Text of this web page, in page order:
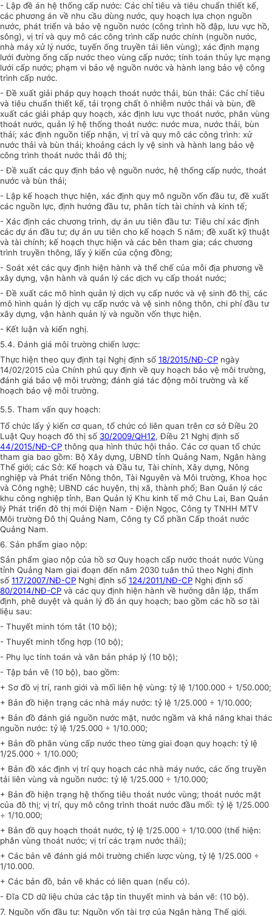
- Lập đề án hệ thống cấp nước: Các chỉ tiêu và tiêu chuẩn thiết kế,
các phương án về nhu cầu dùng nước, quy hoạch lựa chọn nguồn
nước, phát triển và bảo vệ nguồn nước (công trình hồ đập, lưu vực hồ,
sông), vị trí và quy mô các công trình cấp nước chính (nguồn nước,
nhà máy xử lý nước, tuyến ống truyền tải liên vùng); xác định mạng
lưới đường ống cấp nước theo vùng cấp nước; tính toán thủy lực mạng
lưới cấp nước; phạm vi bảo vệ nguồn nước và hành lang bảo vệ công
trình cấp nước.
- Đề xuất giải pháp quy hoạch thoát nước thải, bùn thải: Các chỉ tiêu
và tiêu chuẩn thiết kế, tải trọng chất ô nhiễm nước thải và bùn, đề
xuất các giải pháp quy hoạch, xác định lưu vực thoát nước, phân vùng
thoát nước, quản lý hệ thống thoát nước: nước mưa, nước thải, bùn
thải; xác định nguồn tiếp nhận, vị trí và quy mô các công trình: xử
nước thải và bùn thải; khoảng cách ly vệ sinh và hành lang bảo vệ
công trình thoát nước thải đô thị;
- Đề xuất các quy định bảo vệ nguồn nước, hệ thống cấp nước, thoát
nước và bùn thải;
- Lập kế hoạch thực hiện, xác định quy mô nguồn vốn đầu tư, đề xuất
các nguồn lực, định hướng đầu tư, phân tích tài chính và kinh tế;
- Xác định các chương trình, dự án ưu tiên đầu tư: Tiêu chí xác định
các dự án đầu tư; dự án ưu tiên cho kế hoạch 5 năm; đề xuất kỹ thuật
và tài chính; kế hoạch thực hiện và các bên tham gia; các chương
trình truyền thông, lấy ý kiến của cộng đồng;
- Soát xét các quy định hiện hành và thể chế của mỗi địa phương về
xây dựng, vận hành và quản lý các dịch vụ cấp thoát nước;
- Đề xuất các mô hình quản lý dịch vụ cấp nước và vệ sinh đô thị, các
mô hình quản lý dịch vụ cấp nước và vệ sinh nông thôn, chi phí đầu tư
xây dựng, vận hành quản lý và nguồn vốn thực hiện.
- Kết luận và kiến nghị.
5.4. Đánh giá môi trường chiến lược:
Thực hiện theo quy định tại Nghị định số 18/2015/NĐ-CP ngày
14/02/2015 của Chính phủ quy định về quy hoạch bảo vệ môi trường,
đánh giá bảo vệ môi trường; đánh giá tác động môi trường và kế
hoạch bảo vệ môi trường.
5.5. Tham vấn quy hoạch:
Tổ chức lấy ý kiến cơ quan, tổ chức có liên quan trên cơ sở Điều 20
Luật Quy hoạch đô thị số 30/2009/QH12, Điều 21 Nghị định số
44/2015/NĐ-CP thông qua hình thức hội thảo. Các cơ quan tổ chức
tham gia bao gồm: Bộ Xây dựng, UBND tỉnh Quảng Nam, Ngân hàng
Thế giới; các Sở: Kế hoạch và Đầu tư, Tài chính, Xây dựng, Nông
nghiệp và Phát triển Nông thôn, Tài Nguyên và Môi trường, Khoa học
và Công nghệ; UBND các huyện, thị xã, thành phố; Ban Quản lý các
khu công nghiệp tỉnh, Ban Quản lý Khu kinh tế mở Chu Lai, Ban Quản
lý Phát triển đô thị mới Điện Nam - Điện Ngọc, Công ty TNHH MTV
Môi trường Đô thị Quảng Nam, Công ty Cổ phần Cấp thoát nước
Quảng Nam.
6. Sản phẩm giao nộp:
Sản phẩm giao nộp của hồ sơ Quy hoạch cấp nước thoát nước Vùng
tỉnh Quảng Nam giai đoạn đến năm 2030 tuân thủ theo Nghị định
số 117/2007/NĐ-CP Nghị định số 124/2011/NĐ-CP Nghị định số
80/2014/NĐ-CP và các quy định hiện hành về hướng dẫn lập, thẩm
định, phê duyệt và quản lý đồ án quy hoạch; bao gồm các hồ sơ tài
liệu sau:
- Thuyết minh tóm tắt (10 bộ);
- Thuyết minh tổng hợp (10 bộ);
- Phụ lục tính toán và văn bản pháp lý (10 bộ);
- Tập bản vẽ (10 bộ), bao gồm:
+ Sơ đồ vị trí, ranh giới và mối liên hệ vùng: tỷ lệ 1/100.000 ÷ 1/50.000;
+ Bản đồ hiện trạng các nhà máy nước: tỷ lệ 1/25.000 ÷ 1/10.000;
+ Bản đồ đánh giá nguồn nước mặt, nước ngầm và khả năng khai thác
nguồn nước: tỷ lệ 1/25.000 ÷ 1/10.000;
+ Bản đồ phân vùng cấp nước theo từng giai đoạn quy hoạch: tỷ lệ
1/25.000 ÷ 1/10.000;
+ Bản đồ xác định vị trí quy hoạch các nhà máy nước, các ống truyền
tải liên vùng và nguồn nước: tỷ lệ 1/25.000 ÷ 1/10.000;
+ Bản đồ hiện trạng hệ thống tiêu thoát nước vùng; thoát nước mặt
của đô thị; vị trí, quy mô công trình thoát nước đầu mối: tỷ lệ 1/25.000
÷ 1/10.000;
+ Bản đồ quy hoạch thoát nước, tỷ lệ 1/25.000 ÷ 1/10.000 (thể hiện:
phân vùng thoát nước; vị trí các trạm nước thải);
+ Các bản vẽ đánh giá môi trường chiến lược vùng, tỷ lệ 1/25.000 ÷
1/10.000.
+ Các bản đồ, bản vẽ khác có liên quan (nếu có).
- Đĩa CD dữ liệu chứa các tập tin thuyết minh và bản vẽ: (10 bộ).
7. Nguồn vốn đầu tư: Nguồn vốn tài trợ của Ngân hàng Thế giới.